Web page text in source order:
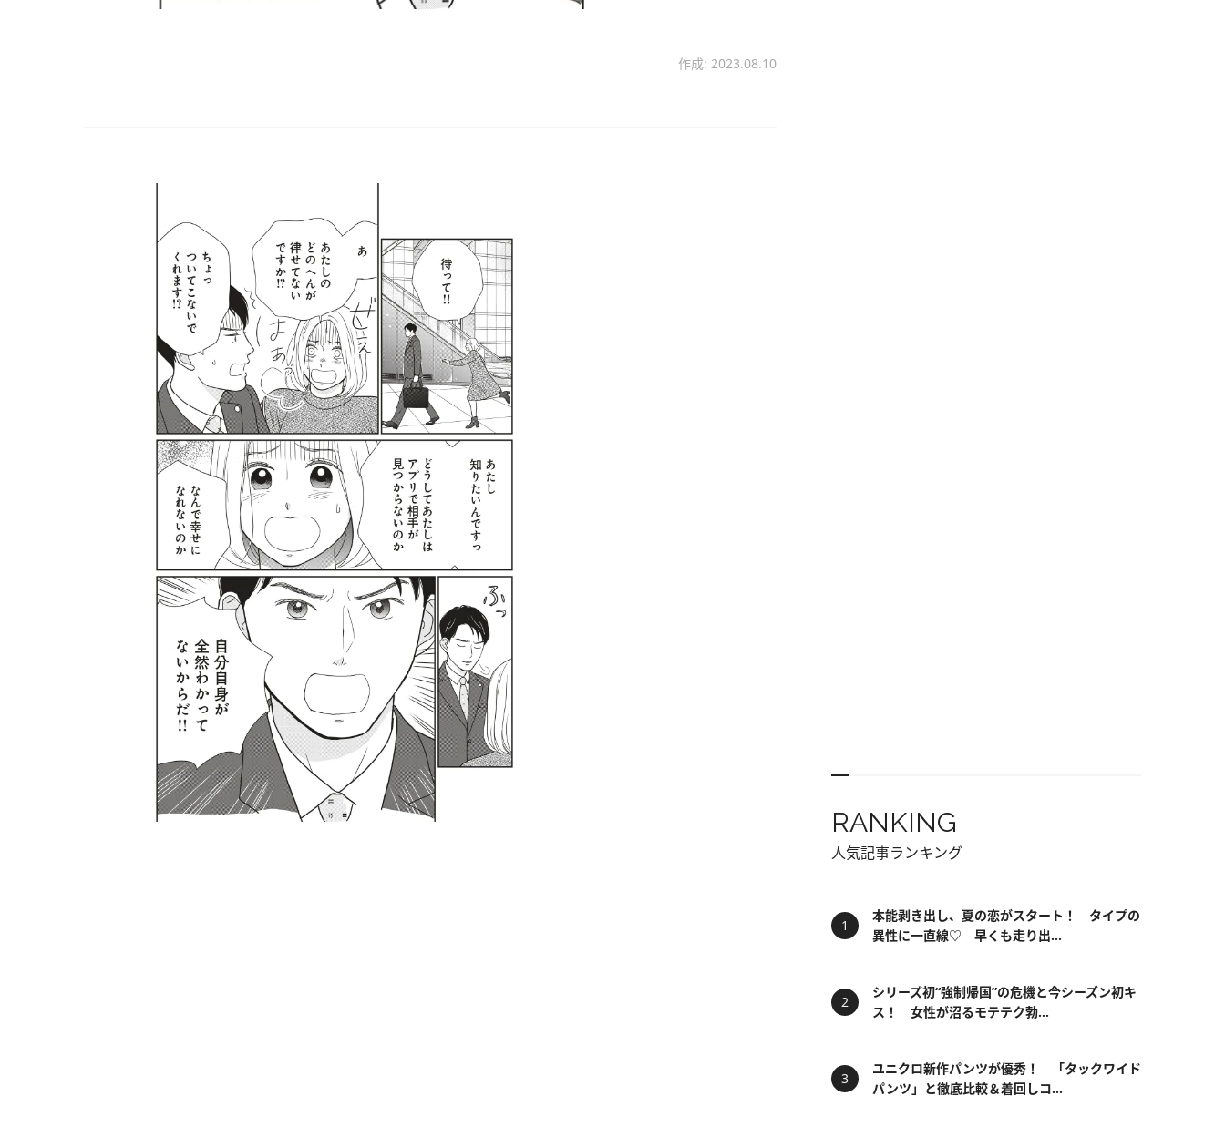
作成: 2023.08.10
RANKING
人気記事ランキング
本能剥き出し、夏の恋がスタート！ タイプの
異性に一直線♡ 早くも走り出...
シリーズ初“強制帰国”の危機と今シーズン初キ
ス！ 女性が沼るモテテク勃...
ユニクロ新作パンツが優秀！ 「タックワイド
パンツ」と徹底比較＆着回しコ...